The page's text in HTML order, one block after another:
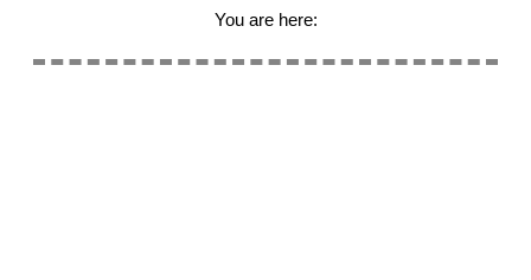
You are here: